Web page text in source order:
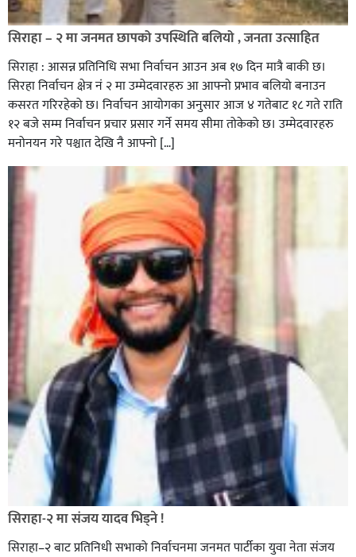
सिराहा – २ मा जनमत छापको उपस्थिति बलियो , जनता उत्साहित
सिराहा : आसन्न प्रतिनिधि सभा निर्वाचन आउन अब १७ दिन मात्रै बाकी छ।
सिरहा निर्वाचन क्षेत्र नं २ मा उम्मेदवारहरु आ आफ्नो प्रभाव बलियो बनाउन
कसरत गरिरहेको छ। निर्वाचन आयोगका अनुसार आज ४ गतेबाट १८ गते राति
१२ बजे सम्म निर्वाचन प्रचार प्रसार गर्ने समय सीमा तोकेको छ। उम्मेदवारहरु
मनोनयन गरे पश्चात देखि नै आफ्नो […]
सिराहा-२ मा संजय यादव भिड्ने !
सिराहा–२ बाट प्रतिनिधी सभाको निर्वाचनमा जनमत पार्टीका युवा नेता संजय